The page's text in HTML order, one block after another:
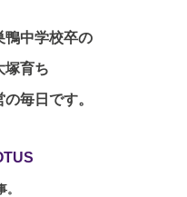
鴨中学校卒の
塚育ち
毎日です。